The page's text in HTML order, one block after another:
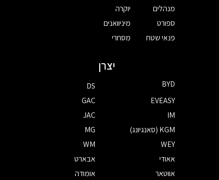
מנהלים
ספורט
פנאי שטח
יוקרה
מיניוואנים
מסחרי
יצרן
BYD
DS
EVEASY
GAC
IM
JAC
KGM (סאנגיונג)
MG
WEY
WM
אאודי
אבארט
אווטאר
אומודה